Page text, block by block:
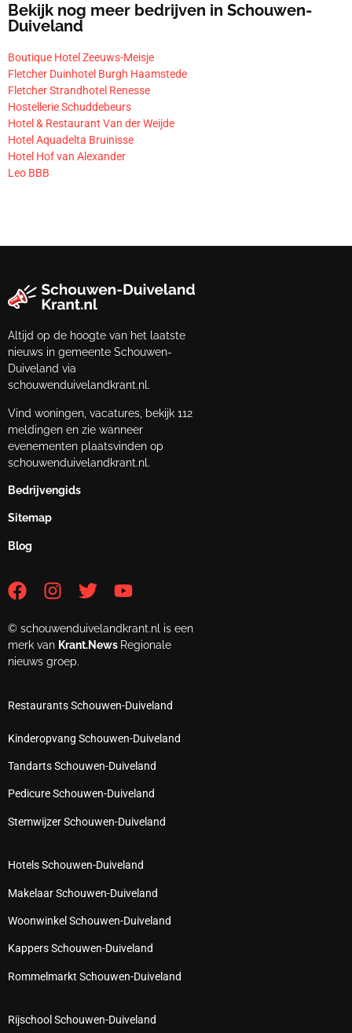
Bekijk nog meer bedrijven in Schouwen-
Duiveland
Boutique Hotel Zeeuws-Meisje
Fletcher Duinhotel Burgh Haamstede
Fletcher Strandhotel Renesse
Hostellerie Schuddebeurs
Hotel & Restaurant Van der Weijde
Hotel Aquadelta Bruinisse
Hotel Hof van Alexander
Leo BBB
Altijd op de hoogte van het laatste
nieuws in gemeente Schouwen-
Duiveland via
schouwenduivelandkrant.nl.
Vind woningen, vacatures, bekijk 112
meldingen en zie wanneer
evenementen plaatsvinden op
schouwenduivelandkrant.nl.
Bedrijvengids
Sitemap
Blog
© schouwenduivelandkrant.nl is een
merk van Krant.News Regionale
nieuws groep.
Restaurants Schouwen-Duiveland
Kinderopvang Schouwen-Duiveland
Tandarts Schouwen-Duiveland
Pedicure Schouwen-Duiveland
Stemwijzer Schouwen-Duiveland
Hotels Schouwen-Duiveland
Makelaar Schouwen-Duiveland
Woonwinkel Schouwen-Duiveland
Kappers Schouwen-Duiveland
Rommelmarkt Schouwen-Duiveland
Rijschool Schouwen-Duiveland